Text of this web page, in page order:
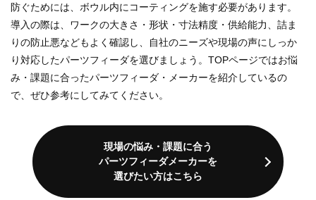
防ぐためには、ボウル内にコーティングを施す必要があります。
導入の際は、ワークの大きさ・形状・寸法精度・供給能力、詰ま
りの防止悪などもよく確認し、自社のニーズや現場の声にしっか
り対応したパーツフィーダを選びましょう。TOPページではお悩
み・課題に合ったパーツフィーダ・メーカーを紹介しているの
で、ぜひ参考にしてみてください。
現場の悩み・課題に合う
パーツフィーダメーカーを
選びたい方はこちら